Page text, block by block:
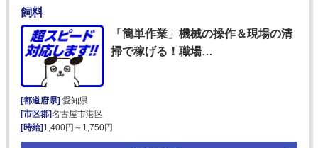
飼料
「簡単作業」機械の操作＆現場の清
掃で稼げる！職場…
[都道府県] 愛知県
[市区郡]名古屋市港区
[時給] 1,400円～1,750円